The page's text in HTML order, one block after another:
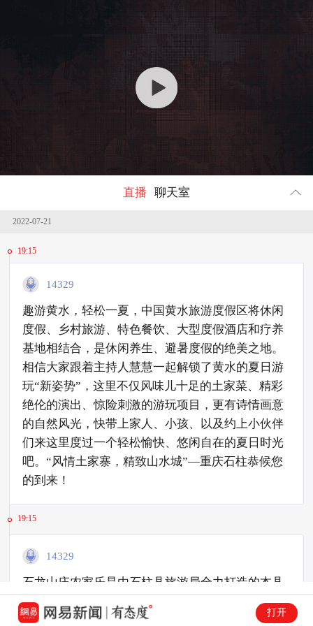
直播 聊天室
2022-07-21
19:15
14329
趣游黄水，轻松一夏，中国黄水旅游度假区将休闲
度假、乡村旅游、特色餐饮、大型度假酒店和疗养
基地相结合，是休闲养生、避暑度假的绝美之地。
相信大家跟着主持人慧慧一起解锁了黄水的夏日游
玩“新姿势”，这里不仅风味儿十足的土家菜、精彩
绝伦的演出、惊险刺激的游玩项目，更有诗情画意
的自然风光，快带上家人、小孩、以及约上小伙伴
们来这里度过一个轻松愉快、悠闲自在的夏日时光
吧。“风情土家寨，精致山水城”—重庆石柱恭候您
的到来！
19:15
14329
石龙山庄农家乐是由石柱县旅游局全力打造的本县
第一家集住宿、餐饮、会议、休闲、度假于一体的
三星级农家乐。建于302 省道旁边（位于石家乡与
打开